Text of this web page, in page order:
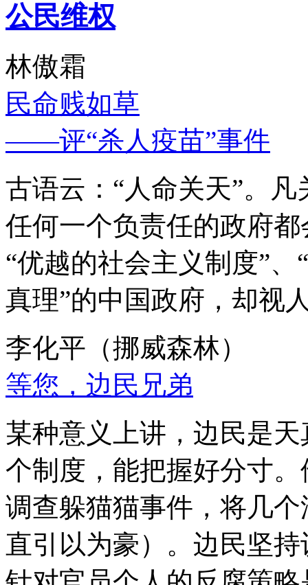
公民维权
林傲霜
民命贱如草
——评“杀人疫苗”事件
古语云：“人命关天”。
任何一个负责任的政府
“优越的社会主义制度”
真理”的中国政府，却视
李化平（挪威森林）
等您，边民兄弟
某种意义上讲，边民是
个制度，能把握好分寸
调查躲猫猫事件，将几
直引以为豪）。边民坚